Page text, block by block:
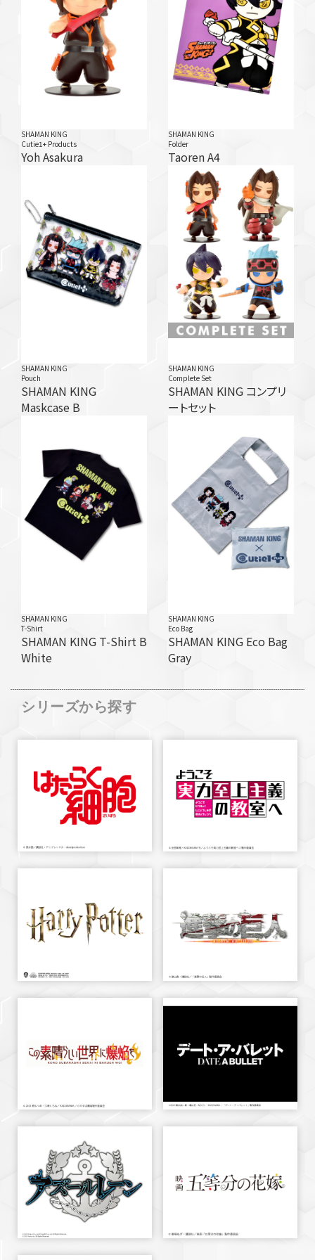
SHAMAN KING
Cutie1+ Products
Yoh Asakura
SHAMAN KING
Folder
Taoren A4
SHAMAN KING
Pouch
SHAMAN KING
Maskcase B
SHAMAN KING
Complete Set
SHAMAN KING コンプリ
ートセット
SHAMAN KING
T-Shirt
SHAMAN KING T-Shirt B
White
SHAMAN KING
Eco Bag
SHAMAN KING Eco Bag
Gray
シリーズから探す